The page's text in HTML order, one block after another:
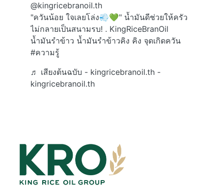
@kingricebranoil.th
"ควันน้อย ใจเลยโล่ง💨💚" น้ำมันดีช่วยให้ครัว
ไม่กลายเป็นสนามรบ! . KingRiceBranOil
น้ำมันรำข้าว น้ำมันรำข้าวคิง คิง จุดเกิดควัน
#ความรู้
♬ เสียงต้นฉบับ - kingricebranoil.th -
kingricebranoil.th